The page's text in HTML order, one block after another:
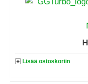
Lisää ostoskoriin